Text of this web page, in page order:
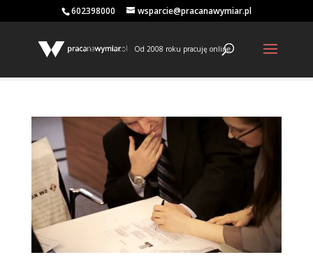
602398000 wsparcie@pracanawymiar.pl
Od 2008 roku pracuję online